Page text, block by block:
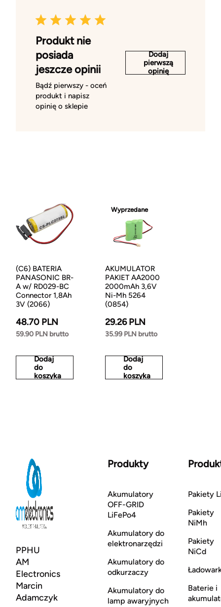
Produkt nie
posiada
jeszcze opinii
Bądź pierwszy - oceń
produkt i napisz
opinię o sklepie
Dodaj
pierwszą
opinię
(C6) BATERIA
PANASONIC BR-
A w/ RD029-BC
Connector 1,8Ah
3V (2066)
48.70 PLN
59.90 PLN brutto
Dodaj
do
koszyka
Wyprzedane
AKUMULATOR
PAKIET AA2000
2000mAh 3,6V
Ni-Mh 5264
(0854)
29.26 PLN
35.99 PLN brutto
Dodaj
do
koszyka
PPHU
AM
Electronics
Marcin
Adamczyk
Produkty
Akumulatory
OFF-GRID
LiFePo4
Akumulatory do
elektronarzędzi
Akumulatory do
odkurzaczy
Akumulatory do
lamp awaryjnych
Pakiety
Pakiety
NiMh
Pakiety
NiCd
Baterie i